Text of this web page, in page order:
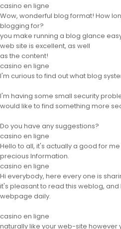
casino en ligne
Wow, wonderful blog format! How
blogging for?
you make running a blog glance
web site is excellent, as well
as the content!
casino en ligne
I'm curious to find out what blog
I'm having some small security
would like to find something more
Do you have any suggestions?
casino en ligne
Hello to all, it's actually a good for
precious Information.
casino en ligne
Hi everybody, here every one is
it's pleasant to read this weblog, and
webpage daily.
casino en ligne
naturally like your web-site however